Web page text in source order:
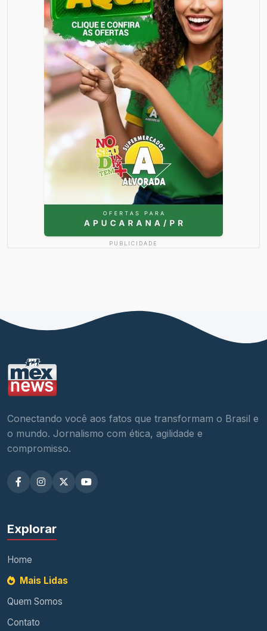
PUBLICIDADE
Conectando você aos fatos que transformam o Brasil e
o mundo. Jornalismo com ética, agilidade e
compromisso.
Explorar
Home
Mais Lidas
Quem Somos
Contato